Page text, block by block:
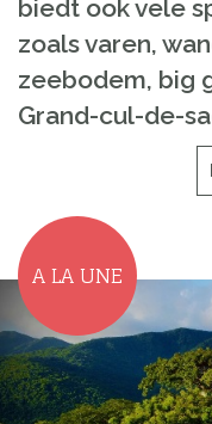
biedt ook vele
zoals varen,
zeebodem, big
Grand-cul-de-
A LA UNE